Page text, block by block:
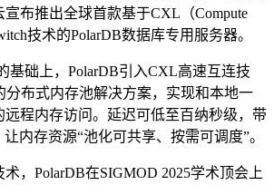
布推出全球首款基于CXL（Compute
技术的PolarDB数据库专用服务器。
基础上，PolarDB引入CXL高速互连技
布式内存池解决方案，实现和本地一
远程内存访问。延迟可低至百纳秒级，带
内存资源“池化可共享、按需可调度”。
，PolarDB在SIGMOD 2025学术顶会上